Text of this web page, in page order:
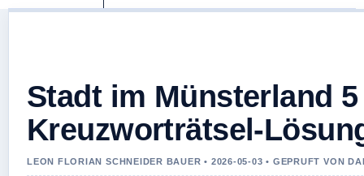
Stadt im Münsterland
Kreuzworträtsel-
LEON FLORIAN SCHNEIDER BAUER • 2026-05-03 • GEPRUFT VON